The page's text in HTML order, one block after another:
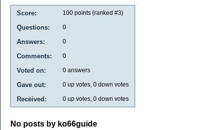
Score: 100 points (ranked #3)
Questions: 0
Answers: 0
Comments: 0
Voted on: 0 answers
Gave out: 0 up votes, 0 down votes
Received: 0 up votes, 0 down votes
No posts by ko66guide